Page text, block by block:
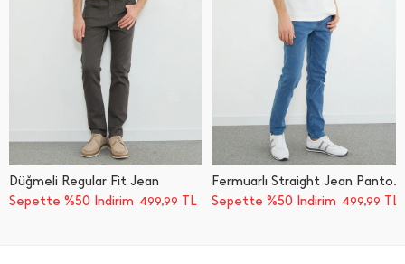
Düğmeli Regular Fit Jean
Sepette %50 İndirim 499,99 TL
Fermuarlı Straight Jean Pantolon
Sepette %50 İndirim 499,99 TL